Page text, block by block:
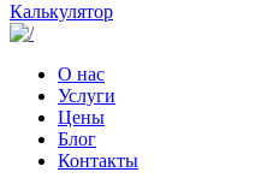
Калькулятор
О нас
Услуги
Цены
Блог
Контакты